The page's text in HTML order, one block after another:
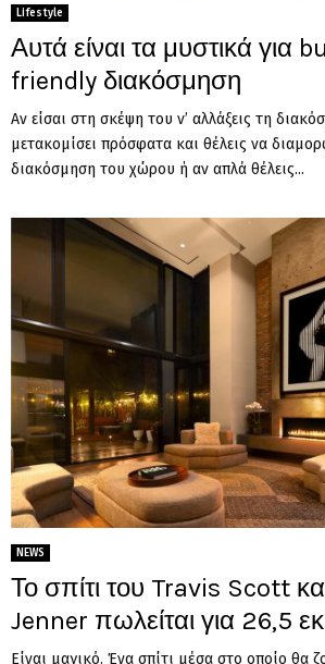
Lifestyle
Αυτά είναι τα μυστικά για
friendly διακόσμηση
Αν είσαι στη σκέψη του ν’ αλλάξεις τη
μετακομίσει πρόσφατα και θέλεις να
διακόσμηση του χώρου ή αν απλά θέλεις...
NEWS
Το σπίτι του Travis Scott
Jenner πωλείται για 26,5
Είναι μαγικό. Ένα σπίτι μέσα στο οποίο θα